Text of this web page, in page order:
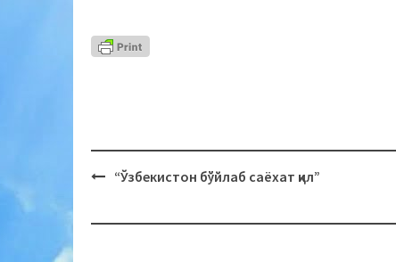
navigation
“Ўзбекистон бўйлаб саёхат қил”